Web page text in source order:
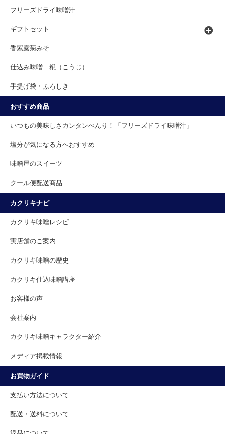
フリーズドライ味噌汁
ギフトセット
香紫露菊みそ
仕込み味噌 糀（こうじ）
手提げ袋・ふろしき
おすすめ商品
いつもの美味しさカンタンべんり！「フリーズドライ味噌汁」
塩分が気になる方へおすすめ
味噌屋のスイーツ
クール便配送商品
カクリキナビ
カクリキ味噌レシピ
実店舗のご案内
カクリキ味噌の歴史
カクリキ仕込味噌講座
お客様の声
会社案内
カクリキ味噌キャラクター紹介
メディア掲載情報
お買物ガイド
支払い方法について
配送・送料について